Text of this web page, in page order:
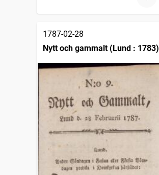
1787-02-28
Nytt och gammalt (Lund : 1783)